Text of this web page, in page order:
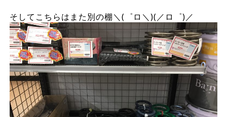
そしてこちらはまた別の棚＼(゜ロ＼)(／ロ゜)／